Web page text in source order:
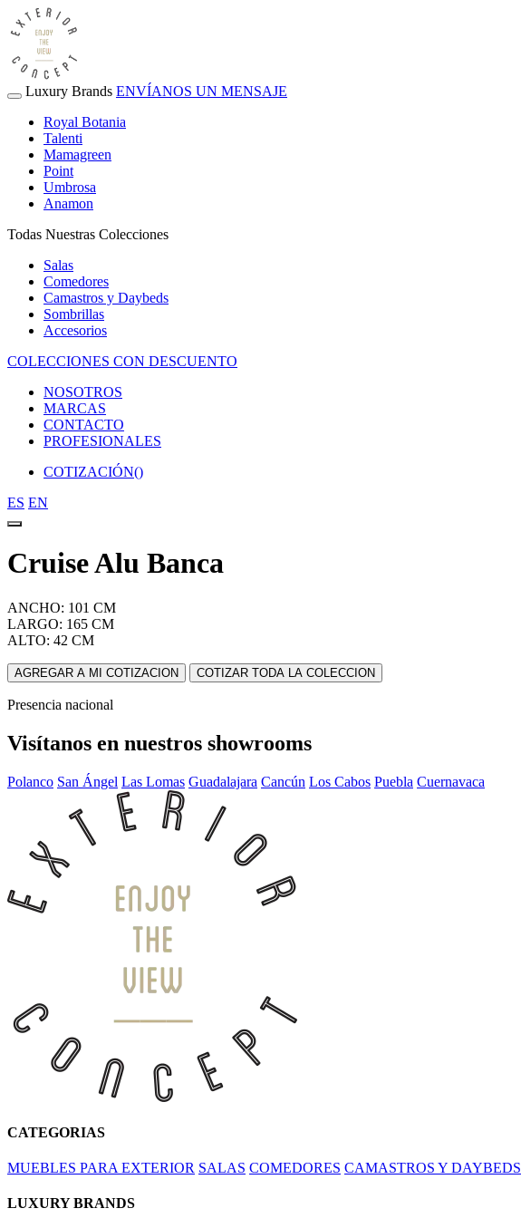
Luxury Brands ENVÍANOS UN MENSAJE
Royal Botania
Talenti
Mamagreen
Point
Umbrosa
Anamon
Todas Nuestras Colecciones
Salas
Comedores
Camastros y Daybeds
Sombrillas
Accesorios
COLECCIONES CON DESCUENTO
NOSOTROS
MARCAS
CONTACTO
PROFESIONALES
COTIZACIÓN()
ES EN
Cruise Alu Banca
ANCHO: 101 CM
LARGO: 165 CM
ALTO: 42 CM
AGREGAR A MI COTIZACION COTIZAR TODA LA COLECCION
Presencia nacional
Visítanos en nuestros showrooms
Polanco San Ángel Las Lomas Guadalajara Cancún Los Cabos Puebla Cuernavaca
CATEGORIAS
MUEBLES PARA EXTERIOR SALAS COMEDORES CAMASTROS Y DAYBEDS
LUXURY BRANDS